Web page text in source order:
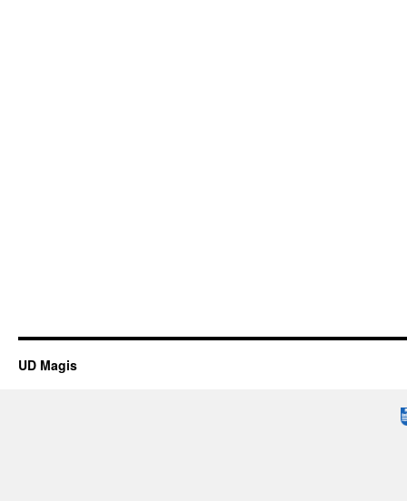
UD Magis